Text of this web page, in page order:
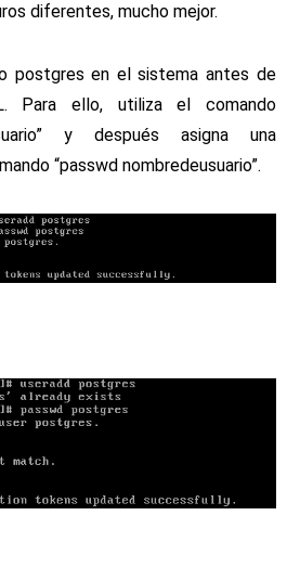
diferentes, mucho mejor.
postgres en el sistema antes de
Para ello, utiliza el comando
y después asigna una
“passwd nombredeusuario”.